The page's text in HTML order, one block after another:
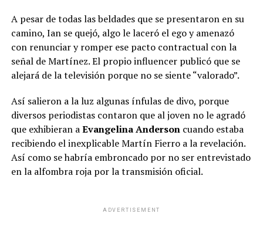
A pesar de todas las beldades que se presentaron en su
camino, Ian se quejó, algo le laceró el ego y amenazó
con renunciar y romper ese pacto contractual con la
señal de Martínez. El propio influencer publicó que se
alejará de la televisión porque no se siente “valorado”.
Así salieron a la luz algunas ínfulas de divo, porque
diversos periodistas contaron que al joven no le agradó
que exhibieran aEvangelina Andersoncuando estaba
recibiendo el inexplicable Martín Fierro a la revelación.
Así como se habría embroncado por no ser entrevistado
en la alfombra roja por la transmisión oficial.
ADVERTISEMENT